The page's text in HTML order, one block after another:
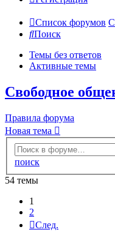
Список форумов
Поиск
Темы без ответов
Активные темы
Свободное
Правила форума
Новая тема
поиск
54 темы
1
2
След.